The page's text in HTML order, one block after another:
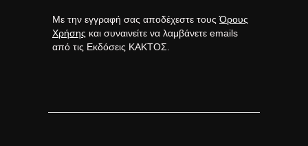
Με την εγγραφή σας αποδέχεστε τουςΌρους
Χρήσης και συναινείτε να λαμβάνετε emails
από τις Εκδόσεις ΚΑΚΤΟΣ.